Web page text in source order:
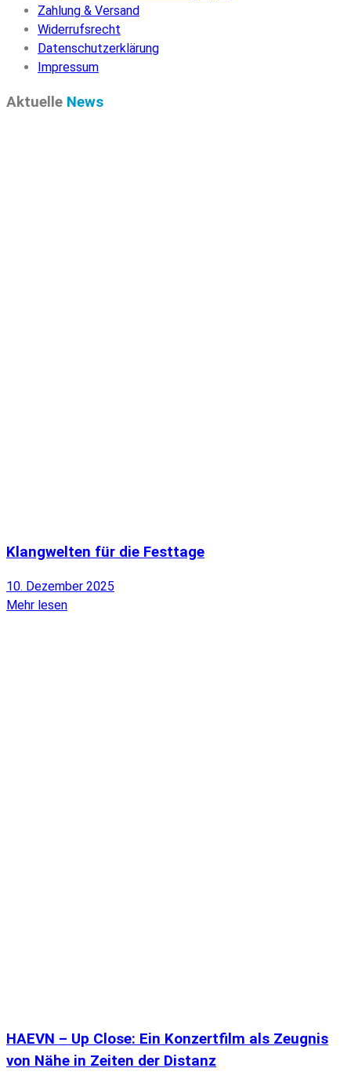
Zahlung & Versand
Widerrufsrecht
Datenschutzerklärung
Impressum
Aktuelle News
Klangwelten für die Festtage
10. Dezember 2025
Mehr lesen
HAEVN – Up Close: Ein Konzertfilm als Zeugnis
von Nähe in Zeiten der Distanz